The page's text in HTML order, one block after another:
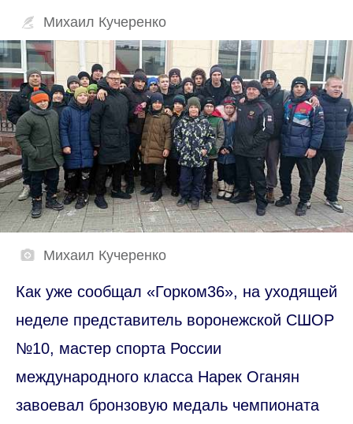
Михаил Кучеренко
Михаил Кучеренко
Как уже сообщал «Горком36», на уходящей
неделе представитель воронежской СШОР
№10, мастер спорта России
международного класса Нарек Оганян
завоевал бронзовую медаль чемпионата